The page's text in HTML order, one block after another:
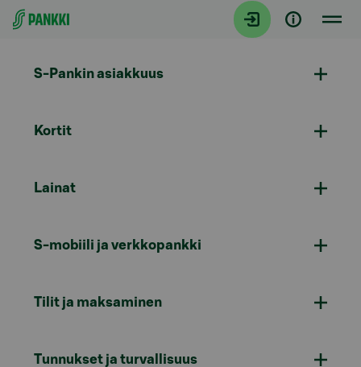
Siirry suoraan sisältöön
S-Pankin asiakkuus
Kortit
Lainat
S-mobiili ja verkkopankki
Tilit ja maksaminen
Tunnukset ja turvallisuus